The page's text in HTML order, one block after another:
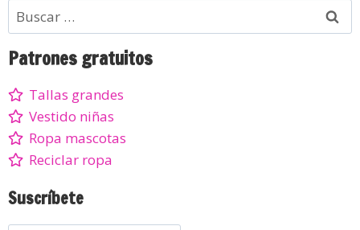
Patrones gratuitos
Tallas grandes
Vestido niñas
Ropa mascotas
Reciclar ropa
Suscríbete